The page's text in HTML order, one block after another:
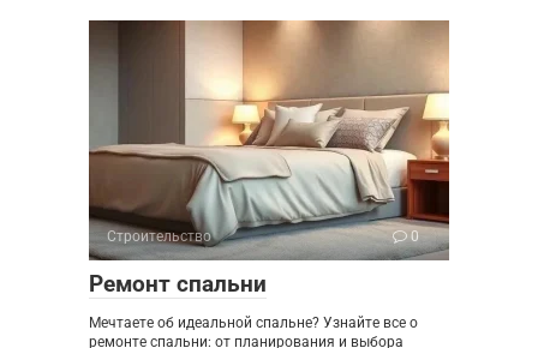
Строительство 0
Ремонт спальни
Мечтаете об идеальной спальне? Узнайте все о
ремонте спальни: от планирования и выбора